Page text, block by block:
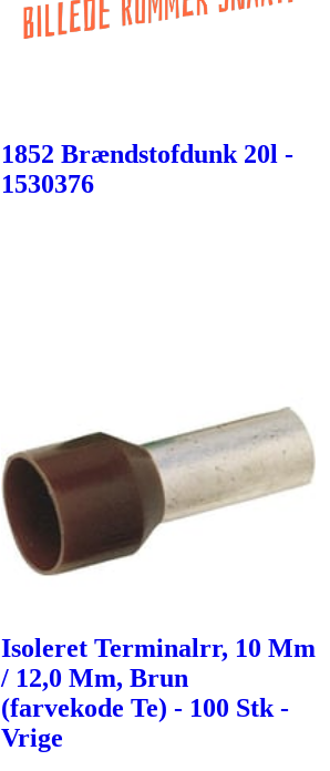
1852 Brændstofdunk 20l -
1530376
Isoleret Terminalrr, 10 Mm
/ 12,0 Mm, Brun
(farvekode Te) - 100 Stk -
Vrige